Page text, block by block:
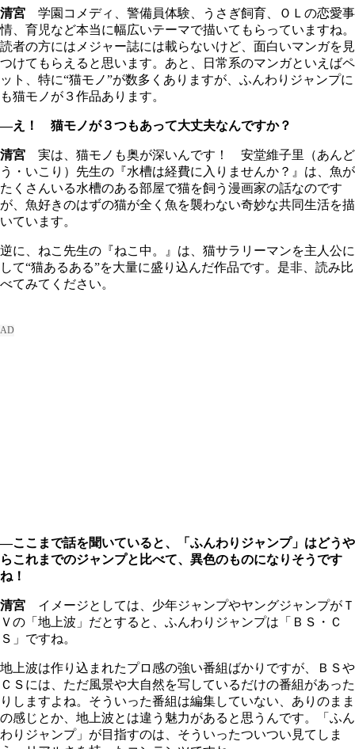
清宮 学園コメディ、警備員体験、うさぎ飼育、ＯＬの恋愛事
情、育児など本当に幅広いテーマで描いてもらっていますね。
読者の方にはメジャー誌には載らないけど、面白いマンガを見
つけてもらえると思います。あと、日常系のマンガといえばペ
ット、特に“猫モノ”が数多くありますが、ふんわりジャンプに
も猫モノが３作品あります。
―え！ 猫モノが３つもあって大丈夫なんですか？
清宮 実は、猫モノも奥が深いんです！ 安堂維子里（あんど
う・いこり）先生の『水槽は経費に入りませんか？』は、魚が
たくさんいる水槽のある部屋で猫を飼う漫画家の話なのです
が、魚好きのはずの猫が全く魚を襲わない奇妙な共同生活を描
いています。
逆に、ねこ先生の『ねこ中。』は、猫サラリーマンを主人公に
して“猫あるある”を大量に盛り込んだ作品です。是非、読み比
べてみてください。
―ここまで話を聞いていると、「ふんわりジャンプ」はどうや
らこれまでのジャンプと比べて、異色のものになりそうです
ね！
清宮 イメージとしては、少年ジャンプやヤングジャンプがＴ
Ｖの「地上波」だとすると、ふんわりジャンプは「ＢＳ・Ｃ
Ｓ」ですね。
地上波は作り込まれたプロ感の強い番組ばかりですが、ＢＳや
ＣＳには、ただ風景や大自然を写しているだけの番組があった
りしますよね。そういった番組は編集していない、ありのまま
の感じとか、地上波とは違う魅力があると思うんです。「ふん
わりジャンプ」が目指すのは、そういったついつい見てしま